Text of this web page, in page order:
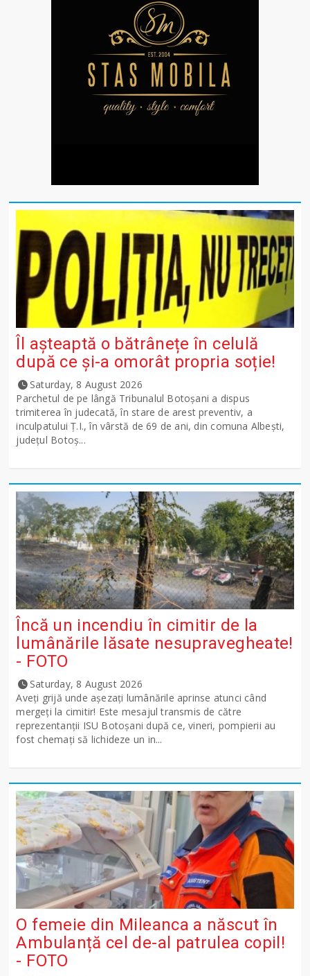
Îl așteaptă o bătrânețe în celulă
după ce și-a omorât propria soție!
Saturday, 8 August 2026
Parchetul de pe lângă Tribunalul Botoşani a dispus
trimiterea în judecată, în stare de arest preventiv, a
inculpatului Ț.I., în vârstă de 69 de ani, din comuna Albești,
județul Botoș...
Încă un incendiu în cimitir de la
lumânările lăsate nesupravegheate!
- FOTO
Saturday, 8 August 2026
Aveți grijă unde așezați lumânările aprinse atunci când
mergeți la cimitir! Este mesajul transmis de către
reprezentanții ISU Botoșani după ce, vineri, pompierii au
fost chemați să lichideze un in...
O femeie din Mileanca a născut în
Ambulanță cel de-al patrulea copil!
- FOTO